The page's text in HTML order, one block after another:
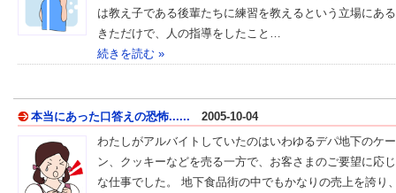
は教え子である後輩たちに練習を教えるという立場にあ
きただけで、人の指導をしたこと…
続きを読む »
本当にあった口答えの恐怖...... 2005-10-04
わたしがアルバイトしていたのはいわゆるデパ地下のケ
ン、クッキーなどを売る一方で、お客さまのご要望に応
な仕事でした。 地下食品街の中でもかなりの売上を誇り